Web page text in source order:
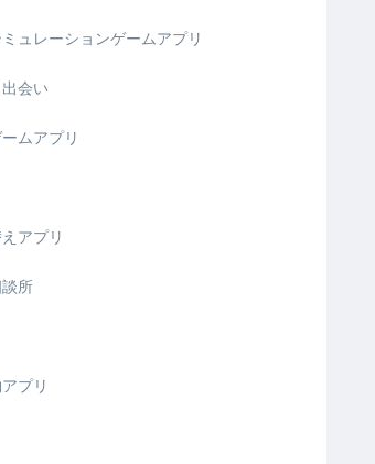
ュレーションゲームアプリ
会い
ムアプリ
アプリ
所
プリ